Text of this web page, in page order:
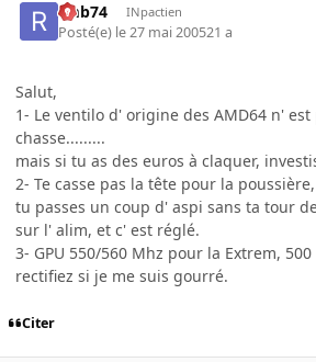
rmb74 INpactien
Posté(e) le 27 mai 200521 a
Salut,
1- Le ventilo d' origine des AMD64 n'
chasse.........
mais si tu as des euros à claquer,
2- Te casse pas la tête pour la poussière,
tu passes un coup d' aspi sans ta tour
sur l' alim, et c' est réglé.
3- GPU 550/560 Mhz pour la Extrem,
rectifiez si je me suis gourré.
Citer